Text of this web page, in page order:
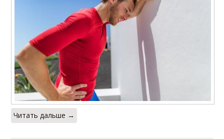
Читать дальше →